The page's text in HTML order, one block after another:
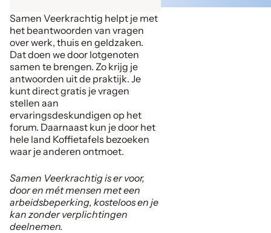
Samen Veerkrachtig helpt je met
het beantwoorden van vragen
over werk, thuis en geldzaken.
Dat doen we door lotgenoten
samen te brengen. Zo krijg je
antwoorden uit de praktijk. Je
kunt direct gratis je vragen
stellen aan
ervaringsdeskundigen op het
forum. Daarnaast kun je door het
hele land Koffietafels bezoeken
waar je anderen ontmoet.
Samen Veerkrachtig is er voor,
door en mét mensen met een
arbeidsbeperking, kosteloos en je
kan zonder verplichtingen
deelnemen.